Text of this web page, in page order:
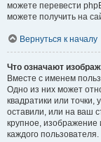
можете перевести
можете получить на
Вернуться к началу
Что означают
Вместе с именем
Одно из них может
квадратики или
оставили, или на ваш
крупное, изображение
каждого пользователя.